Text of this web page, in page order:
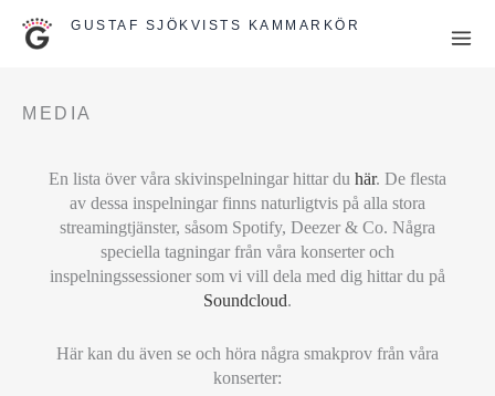
GUSTAF SJÖKVISTS KAMMARKÖR
MEDIA
En lista över våra skivinspelningar hittar du här. De flesta
av dessa inspelningar finns naturligtvis på alla stora
streamingtjänster, såsom Spotify, Deezer & Co. Några
speciella tagningar från våra konserter och
inspelningssessioner som vi vill dela med dig hittar du på
Soundcloud.
Här kan du även se och höra några smakprov från våra
konserter: